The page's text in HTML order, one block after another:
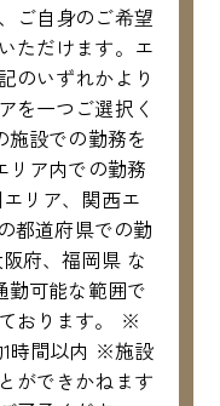
ご自身のご希望
ただけます。エ
のいずれかより
を一つご選択く
設での勤務を
ア内での勤務
リア、関西エ
都道府県での勤
府、福岡県 な
可能な範囲で
おります。 ※
時間以内 ※施設
ができかねます